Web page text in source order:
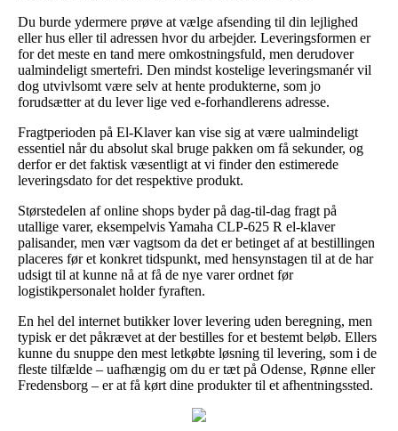
Du burde ydermere prøve at vælge afsending til din lejlighed
eller hus eller til adressen hvor du arbejder. Leveringsformen er
for det meste en tand mere omkostningsfuld, men derudover
ualmindeligt smertefri. Den mindst kostelige leveringsmanér vil
dog utvivlsomt være selv at hente produkterne, som jo
forudsætter at du lever lige ved e-forhandlerens adresse.
Fragtperioden på El-Klaver kan vise sig at være ualmindeligt
essentiel når du absolut skal bruge pakken om få sekunder, og
derfor er det faktisk væsentligt at vi finder den estimerede
leveringsdato for det respektive produkt.
Størstedelen af online shops byder på dag-til-dag fragt på
utallige varer, eksempelvis Yamaha CLP-625 R el-klaver
palisander, men vær vagtsom da det er betinget af at bestillingen
placeres før et konkret tidspunkt, med hensynstagen til at de har
udsigt til at kunne nå at få de nye varer ordnet før
logistikpersonalet holder fyraften.
En hel del internet butikker lover levering uden beregning, men
typisk er det påkrævet at der bestilles for et bestemt beløb. Ellers
kunne du snuppe den mest letkøbte løsning til levering, som i de
fleste tilfælde – uafhængig om du er tæt på Odense, Rønne eller
Fredensborg – er at få kørt dine produkter til et afhentningssted.